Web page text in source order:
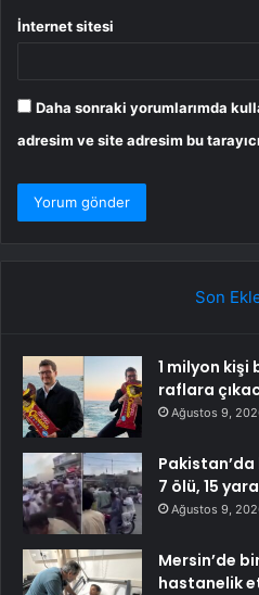
İnternet sitesi
Daha sonraki yorumlarımda
adresim ve site adresim bu
Son
1 milyon
raflara
Ağustos 9,
Pakistan’da
7 ölü, 15
Ağustos 9,
Mersin’de
hastanelik